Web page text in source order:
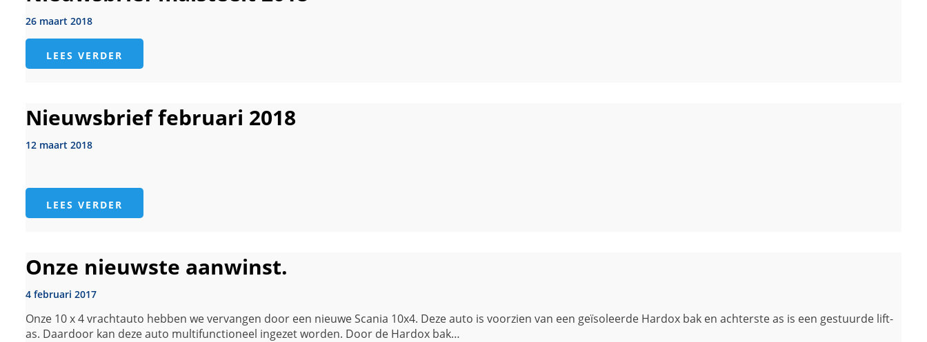
26 maart 2018
LEES VERDER
Nieuwsbrief februari 2018
12 maart 2018
LEES VERDER
Onze nieuwste aanwinst.
4 februari 2017
Onze 10 x 4 vrachtauto hebben we vervangen door een nieuwe Scania 10x4. Deze auto is voorzien van een geïsoleerde Hardox bak en achterste as is een gestuurde lift-
as. Daardoor kan deze auto multifunctioneel ingezet worden. Door de Hardox bak…